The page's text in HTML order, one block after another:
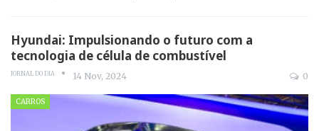
Hyundai: Impulsionando o futuro com a
tecnologia de célula de combustível
JORNAL DO DIA 14 Nov, 2024 0
CARROS